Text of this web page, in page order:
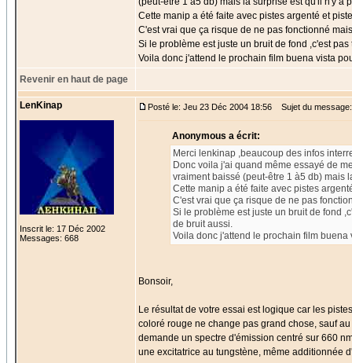
Cette manip a été faite avec pistes argenté et
C'est vrai que ça risque de ne pas fonctionné
Si le problème est juste un bruit de fond ,c'est
Voila donc j'attend le prochain film buena vista
Revenir en haut de page
LenKinap
Inscrit le: 17 Déc 2002
Messages: 668
Posté le: Jeu 23 Déc 2004 18:56 Sujet du message:
Anonymous a écrit:
Merci lenkinap ,beaucoup des infos
Donc voila j'ai quand même essayé de
vraiment baissé (peut-être 1 à5 db) mais
Cette manip a été faite avec pistes
C'est vrai que ça risque de ne pas
Si le problème est juste un bruit de fond
de bruit aussi.
Voila donc j'attend le prochain film
Bonsoir,
Le résultat de votre essai est logique car les
coloré rouge ne change pas grand chose, sauf
demande un spectre d'émission centré sur 660
une excitatrice au tungstène, même additionnée